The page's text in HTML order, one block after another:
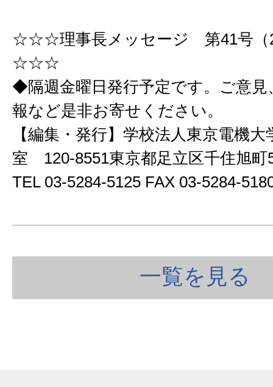
☆☆☆理事長メッセージ 第41号（
☆☆☆
◆隔週金曜日発行予定です。ご意見
報など是非お寄せください。
【編集・発行】学校法人東京電機
室 120-8551東京都足立区千住旭
TEL 03-5284-5125 FAX 03-5284-
一覧を見る